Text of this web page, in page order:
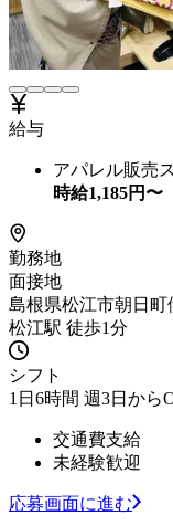
給与
アパレル販売
時給1,185円〜
勤務地
面接地
島根県松江市朝日町
松江駅 徒歩1分
シフト
1日6時間 週3日から
交通費支給
未経験歓迎
応募画面に進む